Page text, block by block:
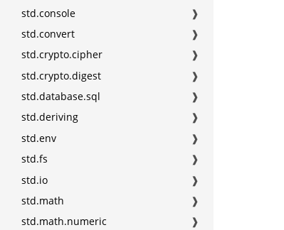
std.console
❱
std.convert
❱
std.crypto.cipher
❱
std.crypto.digest
❱
std.database.sql
❱
std.deriving
❱
std.env
❱
std.fs
❱
std.io
❱
std.math
❱
std.math.numeric
❱